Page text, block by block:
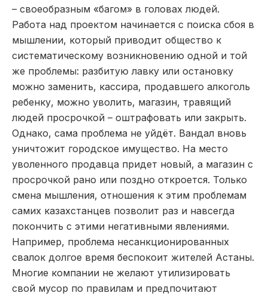
– своеобразным «багом» в головах людей.
Работа над проектом начинается с поиска сбоя в
мышлении, который приводит общество к
систематическому возникновению одной и той
же проблемы: разбитую лавку или остановку
можно заменить, кассира, продавшего алкоголь
ребенку, можно уволить, магазин, травящий
людей просрочкой – оштрафовать или закрыть.
Однако, сама проблема не уйдёт. Вандал вновь
уничтожит городское имущество. На место
уволенного продавца придет новый, а магазин с
просрочкой рано или поздно откроется. Только
смена мышления, отношения к этим проблемам
самих казахстанцев позволит раз и навсегда
покончить с этими негативными явлениями.
Например, проблема несанкционированных
свалок долгое время беспокоит жителей Астаны.
Многие компании не желают утилизировать
свой мусор по правилам и предпочитают